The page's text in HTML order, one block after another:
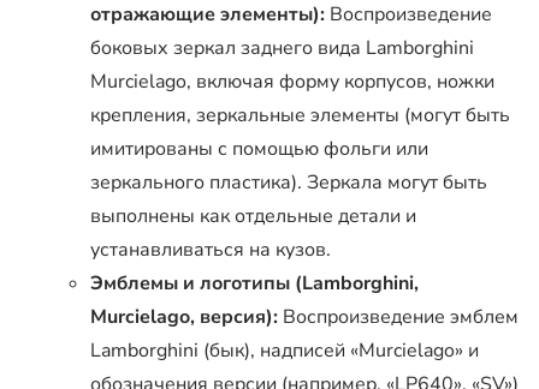
отражающие элементы): Воспроизведение
боковых зеркал заднего вида Lamborghini
Murcielago, включая форму корпусов, ножки
крепления, зеркальные элементы (могут быть
имитированы с помощью фольги или
зеркального пластика). Зеркала могут быть
выполнены как отдельные детали и
устанавливаться на кузов.
Эмблемы и логотипы (Lamborghini,
Murcielago, версия): Воспроизведение эмблем
Lamborghini (бык), надписей «Murcielago» и